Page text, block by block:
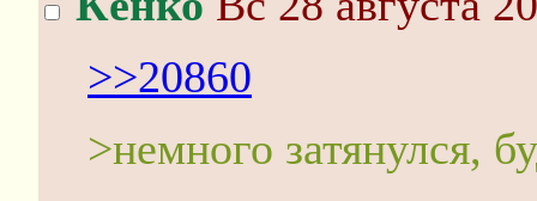
>>20860
>немного затянулся,